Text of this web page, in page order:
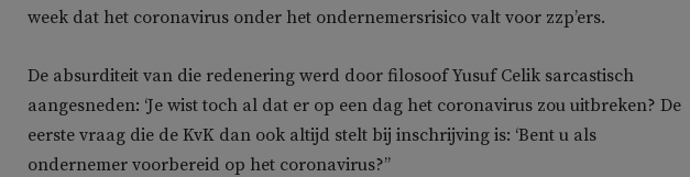
week dat het coronavirus onder het ondernemersrisico valt voor zzp’ers.
De absurditeit van die redenering werd door filosoof Yusuf Celik sarcastisch
aangesneden: ‘Je wist toch al dat er op een dag het coronavirus zou uitbreken? De
eerste vraag die de KvK dan ook altijd stelt bij inschrijving is: ‘Bent u als
ondernemer voorbereid op het coronavirus?’’